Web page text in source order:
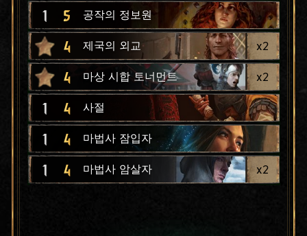
1 5 공작의 정보원
4 제국의 외교 x2
4 마상 시합 토너먼트 x2
1 4 사절
1 4 마법사 잠입자
1 4 마법사 암살자 x2